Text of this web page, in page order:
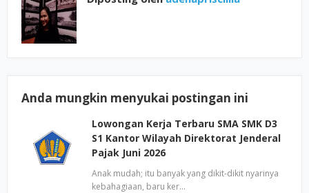
Anda mungkin menyukai postingan ini
Lowongan Kerja Terbaru SMA SMK D3
S1 Kantor Wilayah Direktorat Jenderal
Pajak Juni 2026
Anak mudah; itu banyak yang dikit-dikit nyarinya
kebahagiaan, baru ker…